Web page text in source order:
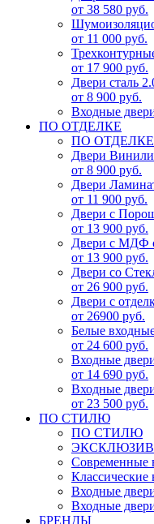
от 38 580 руб.
от 11 000 руб.
от 17 900 руб.
Двери сталь
от 8 900 руб.
Входные
ПО ОТДЕЛКЕ
ПО ОТДЕЛКЕ
Двери
от 8 900 руб.
Двери
от 11 900 руб.
Двери с
от 13 900 руб.
Двери с МДФ
от 13 900 руб.
Двери со
от 26 900 руб.
Двери с
от 26900 руб.
Белые
от 24 600 руб.
Входные
от 14 690 руб.
Входные
от 23 500 руб.
ПО СТИЛЮ
ПО СТИЛЮ
Современные
Классические
Входные
Входные
БРЕНДЫ